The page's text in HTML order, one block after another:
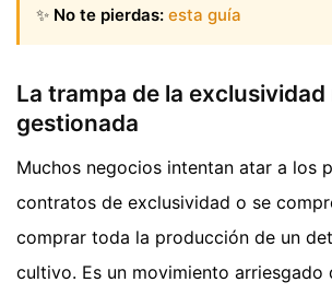
✨ No te pierdas: esta guía
La trampa de la exclusividad
gestionada
Muchos negocios intentan atar a los
contratos de exclusividad o se
comprar toda la producción de un
cultivo. Es un movimiento arriesgado